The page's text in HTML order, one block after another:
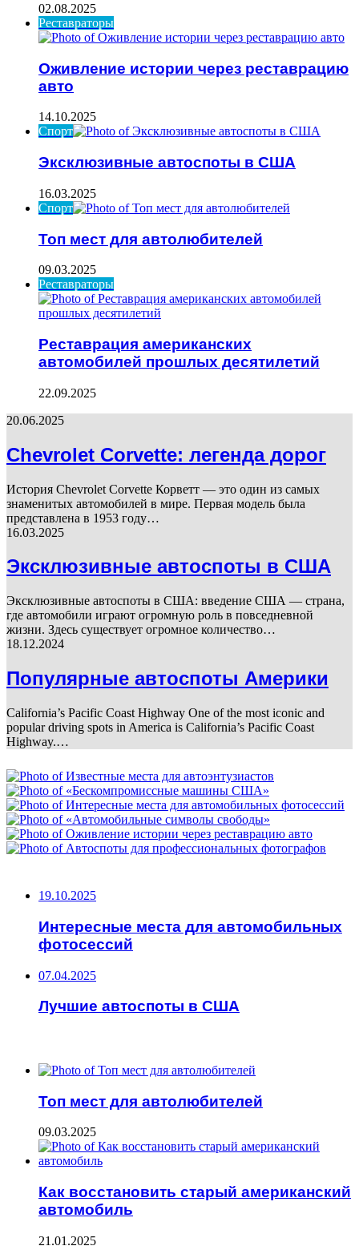
02.08.2025
Реставраторы
Оживление истории через реставрацию
авто
14.10.2025
Спорт
Эксклюзивные автоспоты в США
16.03.2025
Спорт
Топ мест для автолюбителей
09.03.2025
Реставраторы
Реставрация американских
автомобилей прошлых десятилетий
22.09.2025
20.06.2025
Chevrolet Corvette: легенда дорог
История Chevrolet Corvette Корветт — это один из самых
знаменитых автомобилей в мире. Первая модель была
представлена в 1953 году…
16.03.2025
Эксклюзивные автоспоты в США
Эксклюзивные автоспоты в США: введение США — страна,
где автомобили играют огромную роль в повседневной
жизни. Здесь существует огромное количество…
18.12.2024
Популярные автоспоты Америки
California’s Pacific Coast Highway One of the most iconic and
popular driving spots in America is California’s Pacific Coast
Highway.…
19.10.2025
Интересные места для автомобильных
фотосессий
07.04.2025
Лучшие автоспоты в США
Топ мест для автолюбителей
09.03.2025
Как восстановить старый американский
автомобиль
21.01.2025